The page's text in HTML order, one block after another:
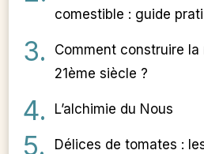
comestible : guide
Comment construire la
21ème siècle ?
L’alchimie du Nous
Délices de tomates :